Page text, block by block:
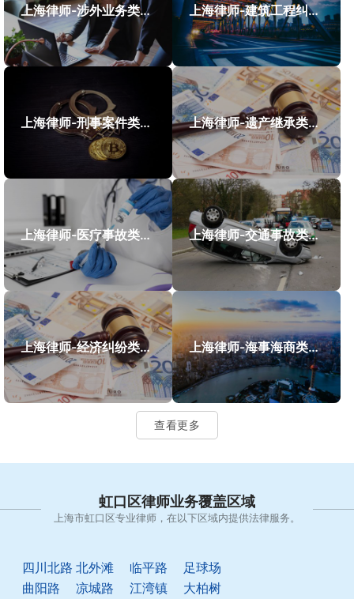
上海律师-涉外业务类案件案例 上海律师-建筑工程纠纷类案件案例
上海律师-刑事案件类案例 上海律师-遗产继承类案件案例
上海律师-医疗事故类案件案例 上海律师-交通事故类案件案例
上海律师-经济纠纷类案件案例 上海律师-海事海商类案件案例
查看更多
虹口区律师业务覆盖区域
上海市虹口区专业律师，在以下区域内提供法律服务。
四川北路 北外滩 临平路
足球场
曲阳路
凉城路 江湾镇
大柏树